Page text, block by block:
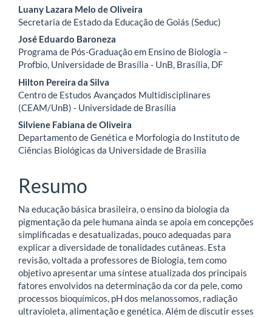
Conteúdo
do
artigo
principal
Luany Lazara Melo de Oliveira
Secretaria de Estado da Educação de Goiás (Seduc)
José Eduardo Baroneza
Programa de Pós-Graduação em Ensino de Biologia –
Profbio, Universidade de Brasília - UnB, Brasília, DF
Hilton Pereira da Silva
Centro de Estudos Avançados Multidisciplinares
(CEAM/UnB) - Universidade de Brasília
Silviene Fabiana de Oliveira
Departamento de Genética e Morfologia do Instituto de
Ciências Biológicas da Universidade de Brasilia
Resumo
Na educação básica brasileira, o ensino da biologia da
pigmentação da pele humana ainda se apoia em concepções
simplificadas e desatualizadas, pouco adequadas para
explicar a diversidade de tonalidades cutâneas. Esta
revisão, voltada a professores de Biologia, tem como
objetivo apresentar uma síntese atualizada dos principais
fatores envolvidos na determinação da cor da pele, como
processos bioquímicos, pH dos melanossomos, radiação
ultravioleta, alimentação e genética. Além de discutir esses